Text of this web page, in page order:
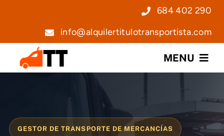
684 402 290
info@alquilertitulotransportista.com
MENU
Servicios
GESTOR DE TRANSPORTE DE MERCANCÍAS